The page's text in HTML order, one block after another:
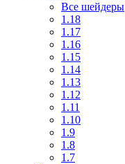
Все шейдеры
1.18
1.17
1.16
1.15
1.14
1.13
1.12
1.11
1.10
1.9
1.8
1.7